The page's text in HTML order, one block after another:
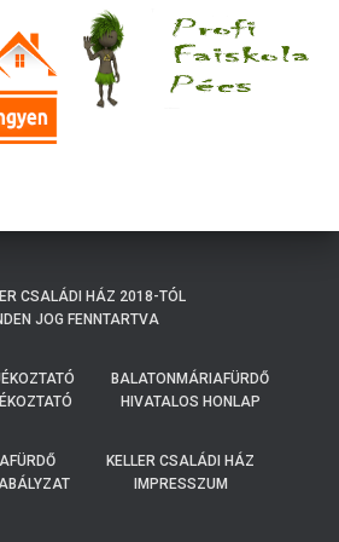
CSALÁDI HÁZ 2018-TÓL
JOG FENNTARTVA
BALATONMÁRIAFÜRDŐ
HIVATALOS HONLAP
KELLER CSALÁDI HÁZ
IMPRESSZUM